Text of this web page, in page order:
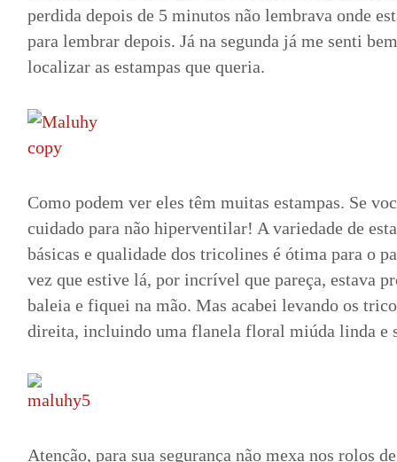
perdida depois de 5 minutos não lembrava onde
para lembrar depois. Já na segunda já me senti
localizar as estampas que queria.
Como podem ver eles têm muitas estampas. Se
cuidado para não hiperventilar! A variedade de
básicas e qualidade dos tricolines é ótima para o
vez que estive lá, por incrível que pareça, estava
baleia e fiquei na mão. Mas acabei levando os
direita, incluindo uma flanela floral miúda linda e
Atenção, para sua segurança não mexa nos rolos